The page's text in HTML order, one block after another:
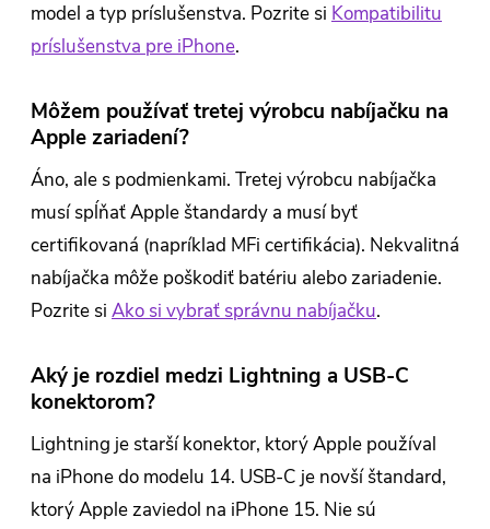
model a typ príslušenstva. Pozrite si Kompatibilitu
príslušenstva pre iPhone.
Môžem používať tretej výrobcu nabíjačku na
Apple zariadení?
Áno, ale s podmienkami. Tretej výrobcu nabíjačka
musí spĺňať Apple štandardy a musí byť
certifikovaná (napríklad MFi certifikácia). Nekvalitná
nabíjačka môže poškodiť batériu alebo zariadenie.
Pozrite si Ako si vybrať správnu nabíjačku.
Aký je rozdiel medzi Lightning a USB-C
konektorom?
Lightning je starší konektor, ktorý Apple používal
na iPhone do modelu 14. USB-C je novší štandard,
ktorý Apple zaviedol na iPhone 15. Nie sú